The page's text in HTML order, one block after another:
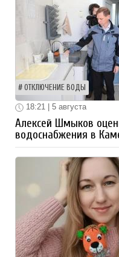
ОТКЛЮЧЕНИЕ ВОДЫ
18:21 | 5 августа
Алексей Шмыков
водоснабжения в